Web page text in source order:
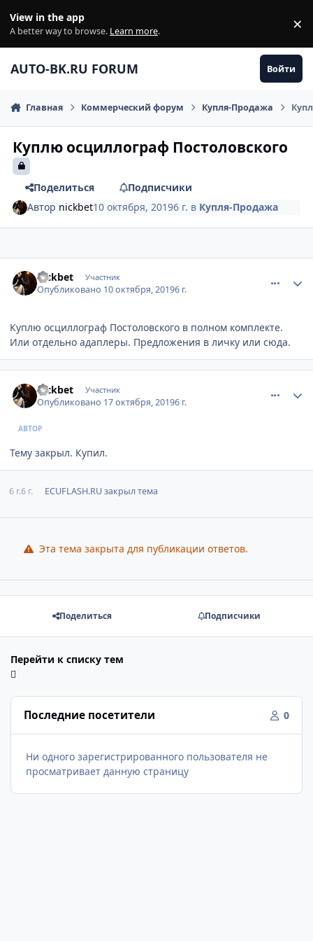
View in the app
A better way to browse. Learn more. ×
AUTO-BK.RU FORUM Войти
Главная Коммерческий форум Купля-Продажа
Куплю осциллограф Постоловского
Поделиться
Подписчики
Автор nickbet10 октября, 20196 г. в Купля-Продажа
nickbet Участник
Опубликовано 10 октября, 20196 г.
Куплю осциллограф Постоловского в полном комплекте.
Или отдельно адаплеры. Предложения в личку или сюда.
nickbet Участник
Опубликовано 17 октября, 20196 г.
АВТОР
Тему закрыл. Купил.
6 г.6 г. ECUFLASH.RU закрыл тема
Эта тема закрыта для публикации ответов.
Поделиться Подписчики
Перейти к списку тем
Последние посетители 0
Ни одного зарегистрированного пользователя не
просматривает данную страницу